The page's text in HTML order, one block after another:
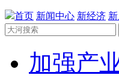
首页 新闻中心 新经济
加强产